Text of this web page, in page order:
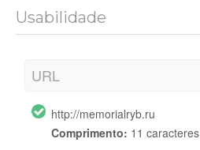
Usabilidade
URL
http://memorialryb.ru
Comprimento: 11 caracteres